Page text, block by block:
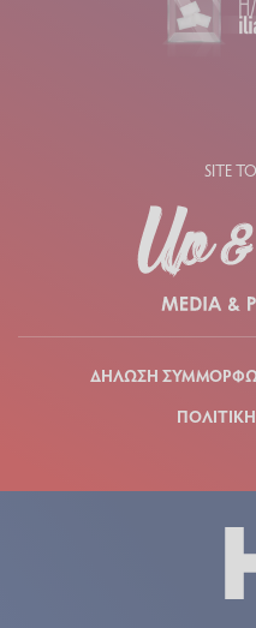
SITE
ΔΗΛΩΣΗ